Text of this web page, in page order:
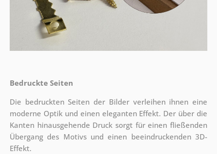
Bedruckte Seiten
Die bedruckten Seiten der Bilder verleihen ihnen eine
moderne Optik und einen eleganten Effekt. Der über die
Kanten hinausgehende Druck sorgt für einen fließenden
Übergang des Motivs und einen beeindruckenden 3D-
Effekt.